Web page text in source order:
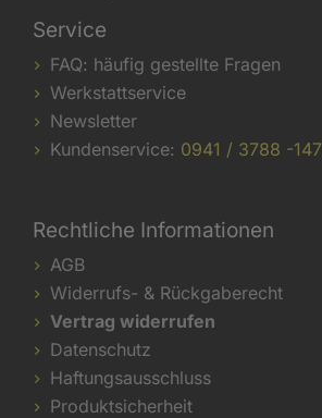
Service
FAQ: häufig gestellte Fragen
Werkstattservice
Newsletter
Kundenservice: 0941 / 3788 -147
Rechtliche Informationen
AGB
Widerrufs- & Rückgaberecht
Vertrag widerrufen
Datenschutz
Haftungsausschluss
Produktsicherheit